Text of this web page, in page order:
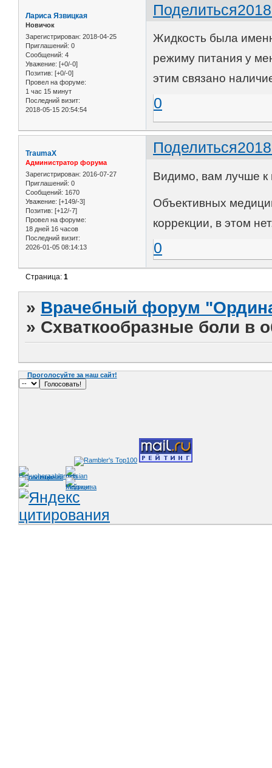
Поделиться
Лариса Язвицкая
Новичок
Зарегистрирован: 2018-04-25
Приглашений: 0
Сообщений: 4
Уважение: [+0/-0]
Позитив: [+0/-0]
Провел на форуме:
1 час 15 минут
Последний визит:
2018-05-15 20:54:54
Жидкость была
режиму питания у
этим связано
0
Поделиться
TraumaX
Администратор форума
Зарегистрирован: 2016-07-27
Приглашений: 0
Сообщений: 1670
Уважение: [+149/-3]
Позитив: [+12/-7]
Провел на форуме:
18 дней 16 часов
Последний визит:
2026-01-05 08:14:13
Видимо, вам лучше к
Объективных
коррекции, в этом
0
Страница:1
» Врачебный форум
» Схваткообразные боли в
Проголосуйте за наш сайт!